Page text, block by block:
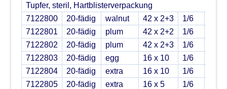
Tupfer, steril, Hartblisterverpackung
7122800
20-fädig walnut 42 x 2+3 1/6
7122801
20-fädig plum 42 x 2+2 1/6
7122802
20-fädig plum 42 x 2+3 1/6
7122803
20-fädig egg 16 x 10 1/6
7122804
20-fädig extra 16 x 10 1/6
7122805
20-fädig extra 16 x 5 1/6